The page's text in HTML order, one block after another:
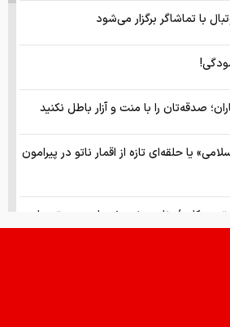
با تماشاگر برگزار می‌شود
صدقه‌تان را با منت و آزار باطل نکنید
یا حلقه‌ای تازه از اقمار ناتو در پیرامون
زنان بیشتر خریدار چه موتورهایی
ایران از رتبه‌بندی‌های جهانی